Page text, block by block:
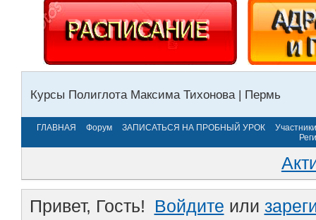
Курсы Полиглота Максима Тихонова | Пермь
ГЛАВНАЯ Форум ЗАПИСАТЬСЯ НА ПРОБНЫЙ УРОК
Участники
Привет, Гость! Войдите или